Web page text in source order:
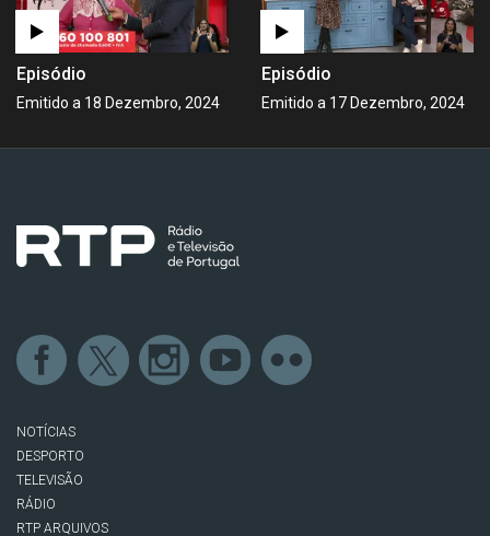
Episódio
Emitido a 18 Dezembro, 2024
Episódio
Emitido a 17 Dezembro, 2024
NOTÍCIAS
DESPORTO
TELEVISÃO
RÁDIO
RTP ARQUIVOS